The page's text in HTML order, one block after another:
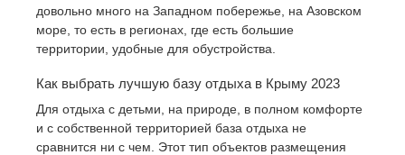
довольно много на Западном побережье, на Азовском
море, то есть в регионах, где есть большие
территории, удобные для обустройства.
Как выбрать лучшую базу отдыха в Крыму 2023
Для отдыха с детьми, на природе, в полном комфорте
и с собственной территорией база отдыха не
сравнится ни с чем. Этот тип объектов размещения